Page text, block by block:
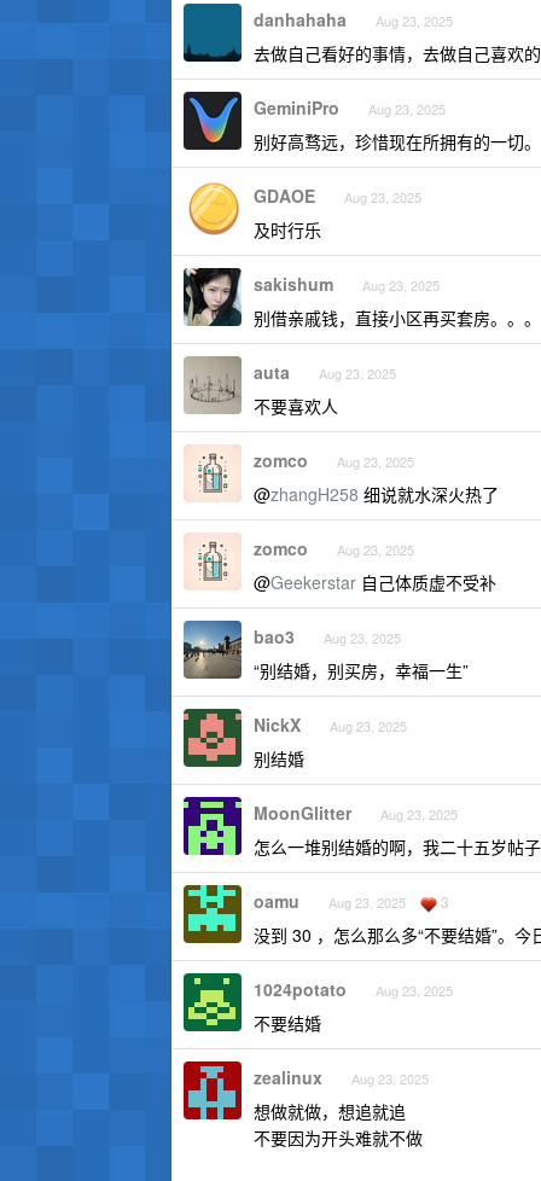
danhahaha Aug 23, 2025
去做自己看好的事情，去做自己喜欢
GeminiPro Aug 23, 2025
别好高骛远，珍惜现在所拥有的一切。
GDAOE Aug 23, 2025
及时行乐
sakishum Aug 23, 2025
别借亲戚钱，直接小区再买套房。。。
auta Aug 23, 2025
不要喜欢人
zomco Aug 23, 2025
@zhangH258 细说就水深火热了
zomco Aug 23, 2025
@Geekerstar 自己体质虚不受补
bao3 Aug 23, 2025
“别结婚，别买房，幸福一生”
NickX Aug 23, 2025
别结婚
MoonGlitter Aug 23, 2025
怎么一堆别结婚的啊，我二十五岁帖
oamu Aug 23, 2025 3
没到 30 ，怎么那么多“不要结婚”。今
1024potato Aug 23, 2025
不要结婚
zealinux Aug 23, 2025
想做就做，想追就追
不要因为开头难就不做